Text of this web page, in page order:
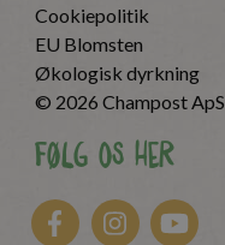
Cookiepolitik
EU Blomsten
Økologisk dyrkning
© 2026 Champost ApS
Følg os her